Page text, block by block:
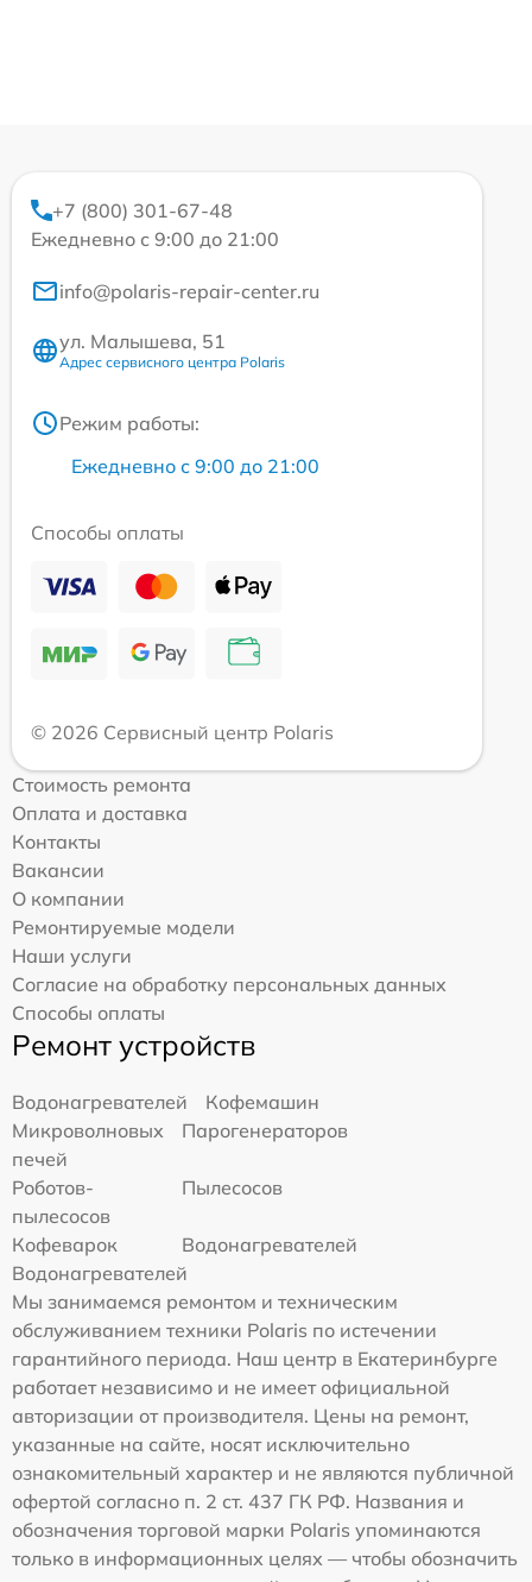
+7 (800) 301-67-48
Ежедневно с 9:00 до 21:00
info@polaris-repair-center.ru
ул. Малышева, 51
Адрес сервисного центра Polaris
Режим работы:
Ежедневно с 9:00 до 21:00
Способы оплаты
© 2026 Сервисный центр Polaris
Стоимость ремонта
Оплата и доставка
Контакты
Вакансии
О компании
Ремонтируемые модели
Наши услуги
Согласие на обработку персональных данных
Способы оплаты
Ремонт устройств
Водонагревателей
Кофемашин
Микроволновых
печей
Парогенераторов
Роботов-
пылесосов
Пылесосов
Кофеварок
Водонагревателей
Водонагревателей
Мы занимаемся ремонтом и техническим
обслуживанием техники Polaris по истечении
гарантийного периода. Наш центр в Екатеринбурге
работает независимо и не имеет официальной
авторизации от производителя. Цены на ремонт,
указанные на сайте, носят исключительно
ознакомительный характер и не являются публичной
офертой согласно п. 2 ст. 437 ГК РФ. Названия и
обозначения торговой марки Polaris упоминаются
только в информационных целях — чтобы обозначить